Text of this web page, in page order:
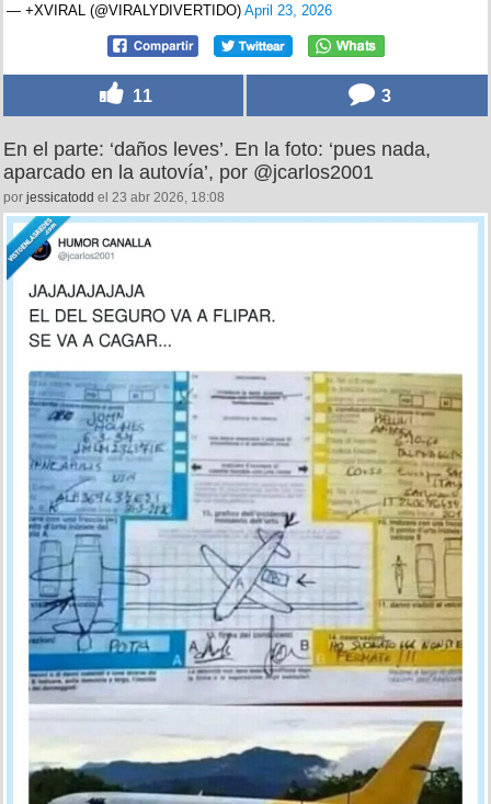
— +XVIRAL (@VIRALYDIVERTIDO) April 23, 2026
11 3
En el parte: ‘daños leves’. En la foto: ‘pues nada,
aparcado en la autovía’, por @jcarlos2001
por jessicatodd el 23 abr 2026, 18:08